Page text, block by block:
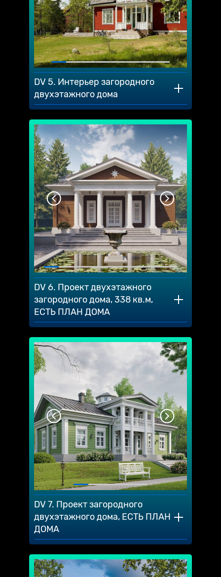
DV 5. Интерьер загородного
двухэтажного дома
DV 6. Проект двухэтажного
загородного дома, 338 кв.м,
ЕСТЬ ПЛАН ДОМА
DV 7. Проект загородного
двухэтажного дома, ЕСТЬ ПЛАН
ДОМА